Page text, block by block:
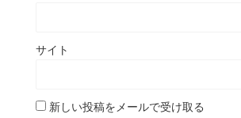
サイト
新しい投稿をメールで受け取る